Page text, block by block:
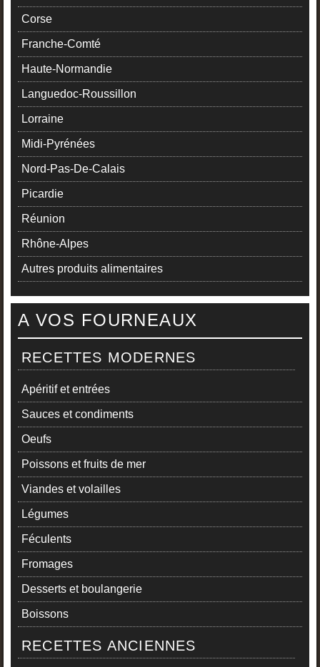
Corse
Franche-Comté
Haute-Normandie
Languedoc-Roussillon
Lorraine
Midi-Pyrénées
Nord-Pas-De-Calais
Picardie
Réunion
Rhône-Alpes
Autres produits alimentaires
A VOS FOURNEAUX
RECETTES MODERNES
Apéritif et entrées
Sauces et condiments
Oeufs
Poissons et fruits de mer
Viandes et volailles
Légumes
Féculents
Fromages
Desserts et boulangerie
Boissons
RECETTES ANCIENNES